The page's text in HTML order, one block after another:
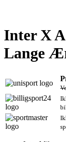
Inter X
Lange